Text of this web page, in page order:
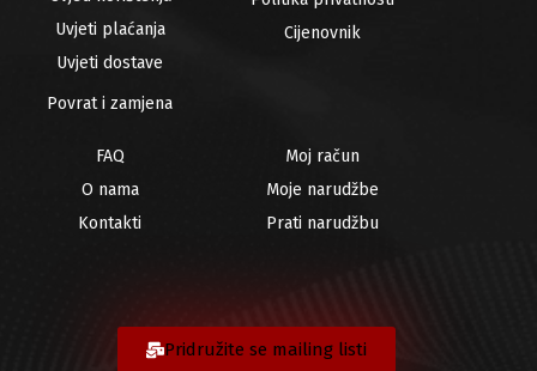
Uvjeti plaćanja
Uvjeti dostave
Povrat i zamjena
Cijenovnik
FAQ
O nama
Kontakti
Moj račun
Moje narudžbe
Prati narudžbu
Pridružite se mailing listi